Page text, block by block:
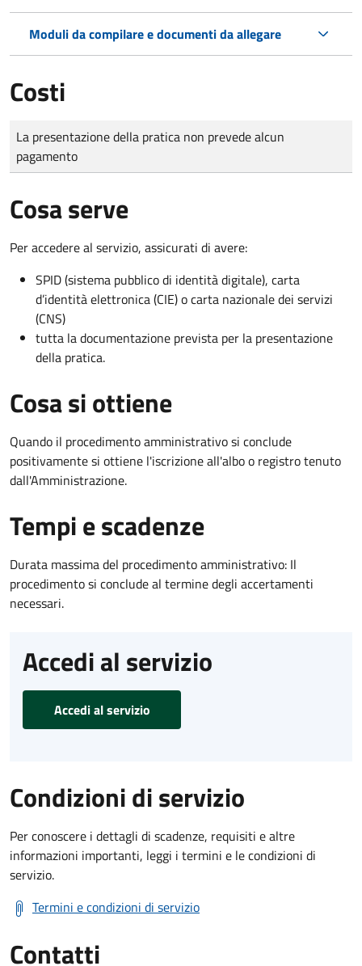
Moduli da compilare e documenti da allegare
Costi
Tipo di pagamento
Importo
La presentazione della pratica non prevede alcun
pagamento
Cosa serve
Per accedere al servizio, assicurati di avere:
SPID (sistema pubblico di identità digitale), carta
d’identità elettronica (CIE) o carta nazionale dei servizi
(CNS)
tutta la documentazione prevista per la presentazione
della pratica.
Cosa si ottiene
Quando il procedimento amministrativo si conclude
positivamente si ottiene l'iscrizione all'albo o registro tenuto
dall'Amministrazione.
Tempi e scadenze
Durata massima del procedimento amministrativo: Il
procedimento si conclude al termine degli accertamenti
necessari.
Accedi al servizio
Accedi al servizio
Condizioni di servizio
Per conoscere i dettagli di scadenze, requisiti e altre
informazioni importanti, leggi i termini e le condizioni di
servizio.
Termini e condizioni di servizio
Contatti